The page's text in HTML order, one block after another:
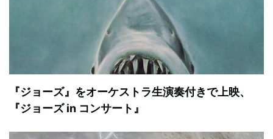
『ジョーズ』をオーケストラ生演奏付きで上映、
『ジョーズ in コンサート』